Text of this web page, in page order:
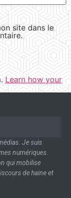
site dans le
Learn how your
Je suis
numériques.
qui mobilise
de haine et